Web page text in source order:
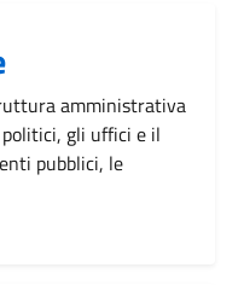
amministrativa
gli uffici e il
pubblici, le